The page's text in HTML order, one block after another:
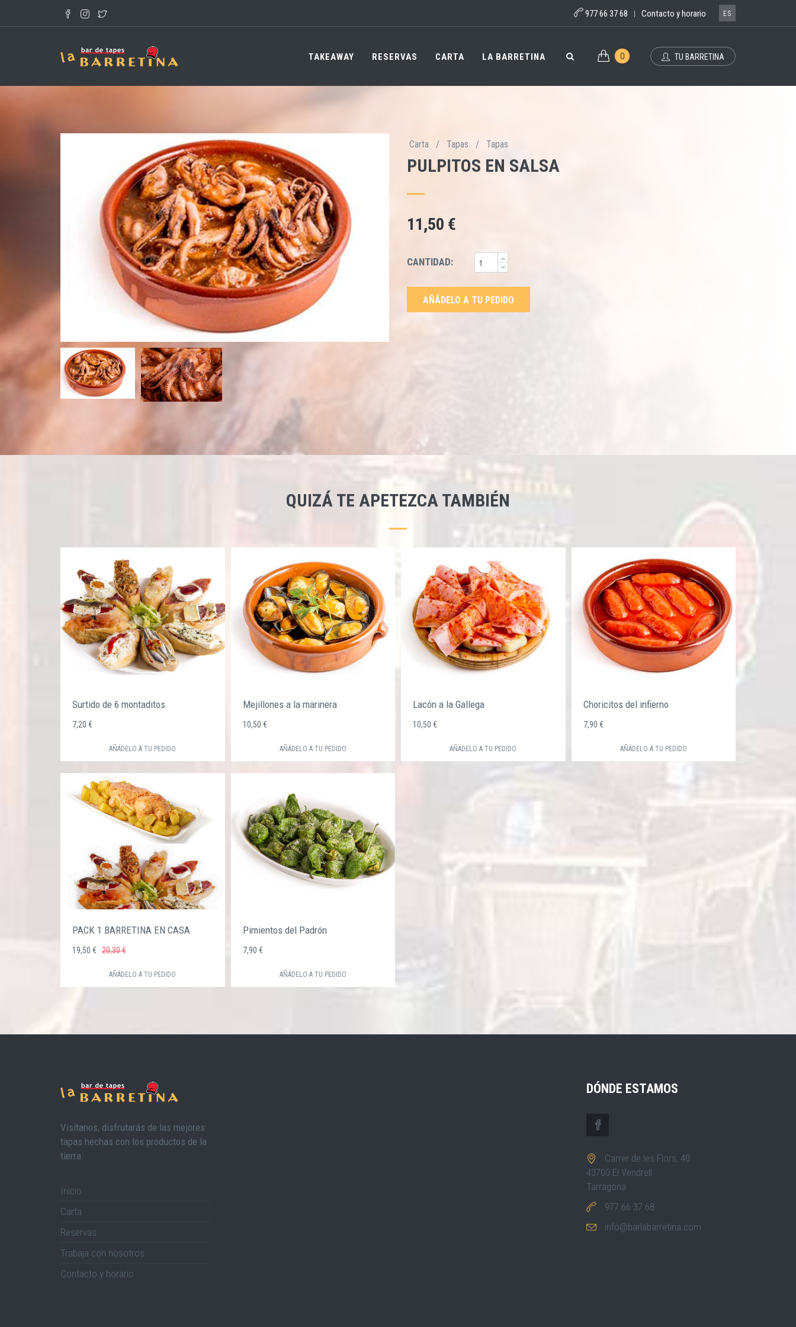
977 66 37 68 | Contacto y horario ES
TAKEAWAY RESERVAS CARTA LA BARRETINA 0 TU BARRETINA
Carta / Tapas / Tapas
PULPITOS EN SALSA
11,50 €
CANTIDAD:
AÑÁDELO A TU PEDIDO
QUIZÁ TE APETEZCA TAMBIÉN
Surtido de 6 montaditos
7,20 €
AÑÁDELO A TU PEDIDO
Mejillones a la marinera
10,50 €
AÑÁDELO A TU PEDIDO
Lacón a la Gallega
10,50 €
AÑÁDELO A TU PEDIDO
Choricitos del infierno
7,90 €
AÑÁDELO A TU PEDIDO
PACK 1 BARRETINA EN CASA
19,50 € 20,30 €
AÑÁDELO A TU PEDIDO
Pimientos del Padrón
7,90 €
AÑÁDELO A TU PEDIDO
Visítanos, disfrutarás de las mejores
tapas hechas con los productos de la
tierra.
Inicio
Carta
Reservas
Trabaja con nosotros
Contacto y horario
DÓNDE ESTAMOS
Carrer de les Flors, 40
43700 El Vendrell
Tarragona
977 66 37 68
info@barlabarretina.com